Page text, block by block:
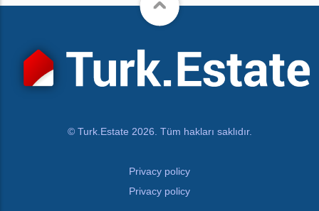
© Turk.Estate 2026. Tüm hakları saklıdır.
Privacy policy
Privacy policy